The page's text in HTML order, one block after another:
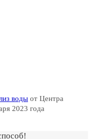
воды от Центра
2023 года